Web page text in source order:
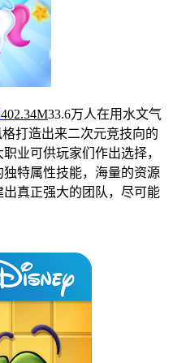
402.34M33.6万人在用 水文气
打造出来二次元竞技向的
业可供玩家们作出选择，
特属性技能，海量的资源
真正强大的团队，尽可能